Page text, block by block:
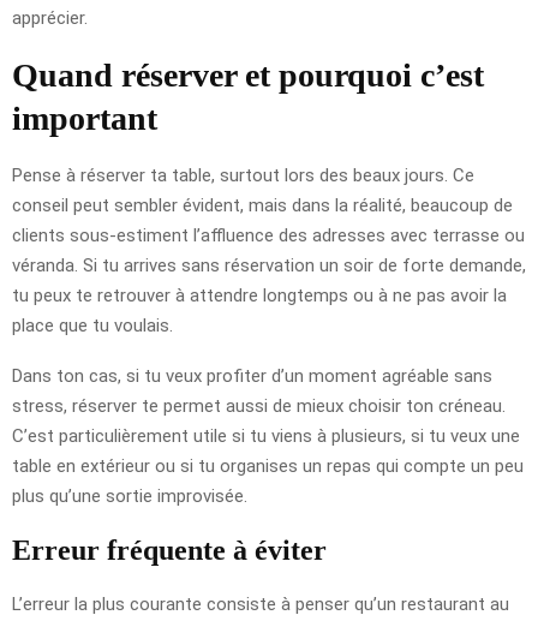
apprécier.
Quand réserver et pourquoi c’est
important
Pense à réserver ta table, surtout lors des beaux jours. Ce
conseil peut sembler évident, mais dans la réalité, beaucoup de
clients sous-estiment l’affluence des adresses avec terrasse ou
véranda. Si tu arrives sans réservation un soir de forte demande,
tu peux te retrouver à attendre longtemps ou à ne pas avoir la
place que tu voulais.
Dans ton cas, si tu veux profiter d’un moment agréable sans
stress, réserver te permet aussi de mieux choisir ton créneau.
C’est particulièrement utile si tu viens à plusieurs, si tu veux une
table en extérieur ou si tu organises un repas qui compte un peu
plus qu’une sortie improvisée.
Erreur fréquente à éviter
L’erreur la plus courante consiste à penser qu’un restaurant au